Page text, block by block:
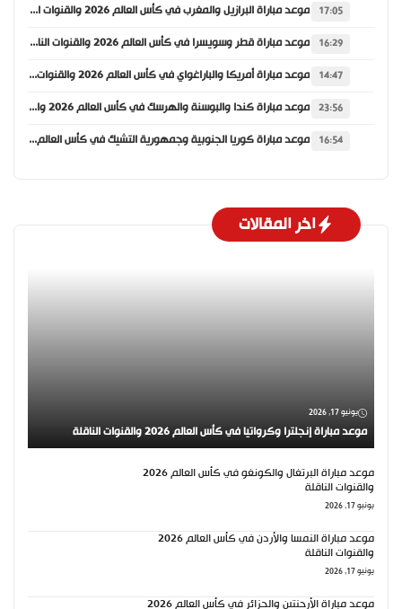
17:05 موعد مباراة البرازيل والمغرب في كأس العالم 2026 والقنوات الناقلة
16:29 موعد مباراة قطر وسويسرا في كأس العالم 2026 والقنوات الناقلة
14:47 موعد مباراة أمريكا والباراغواي في كأس العالم 2026 والقنوات الناقلة
23:56 موعد مباراة كندا والبوسنة والهرسك في كأس العالم 2026 والقنوات الناقلة
16:54 موعد مباراة كوريا الجنوبية وجمهورية التشيك في كأس العالم 2026 والقنوات الناقلة
اخر المقالات
يونيو 17, 2026
موعد مباراة إنجلترا وكرواتيا في كأس العالم 2026 والقنوات الناقلة
موعد مباراة البرتغال والكونغو في كأس العالم 2026
والقنوات الناقلة
يونيو 17, 2026
موعد مباراة النمسا والأردن في كأس العالم 2026
والقنوات الناقلة
يونيو 17, 2026
موعد مباراة الأرجنتين والجزائر في كأس العالم 2026